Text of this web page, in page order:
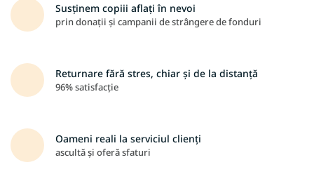
Susținem copiii aflați în nevoi
prin donații și campanii de strângere de fonduri
Returnare fără stres, chiar și de la distanță
96% satisfacție
Oameni reali la serviciul clienți
ascultă și oferă sfaturi